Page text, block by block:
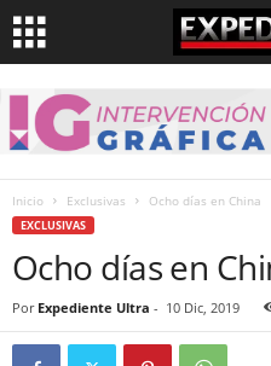
Inicio Exclusivas Ocho días en China
EXCLUSIVAS
Ocho días en
Por Expediente Ultra - 10 Dic, 2019